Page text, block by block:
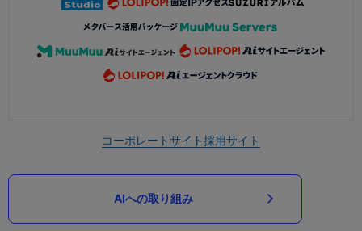
コーポレートサイト採用サイト
AIへの取り組み